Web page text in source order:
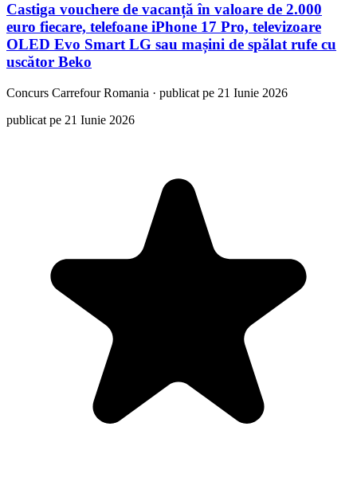
Castiga vouchere de vacanță în valoare de 2.000
euro fiecare, telefoane iPhone 17 Pro, televizoare
OLED Evo Smart LG sau mașini de spălat rufe cu
uscător Beko
Concurs Carrefour Romania · publicat pe 21 Iunie 2026
publicat pe 21 Iunie 2026